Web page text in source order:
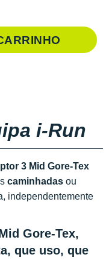
i-Run
3 Mid Gore-Tex
caminhadas ou
independentemente
Gore-Tex,
que uso, que